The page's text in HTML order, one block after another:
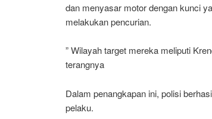
dan menyasar motor dengan kunci
melakukan pencurian.
” Wilayah target mereka meliputi
terangnya
Dalam penangkapan ini, polisi
pelaku.